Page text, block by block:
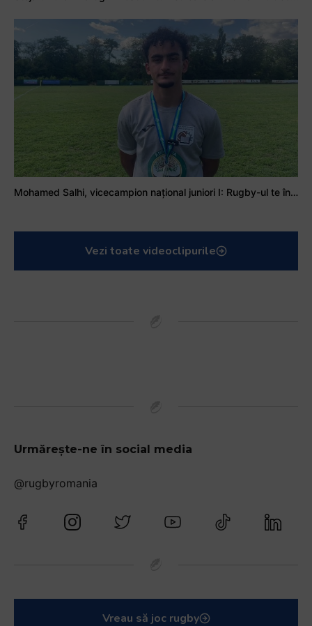
Mohamed Salhi, vicecampion național juniori I: Rugby-ul te învață să accepți și înfrângerile
Vezi toate videoclipurile
Urmărește-ne în social media
@rugbyromania
Vreau să joc rugby